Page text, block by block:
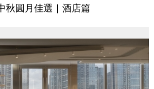
秋圓月佳選｜酒店篇